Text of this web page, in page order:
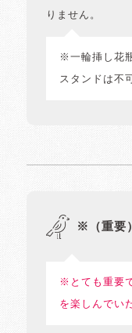
りません。
※一輪挿し花
スタンドは不
※（重要
※とても重要
を楽しんでい